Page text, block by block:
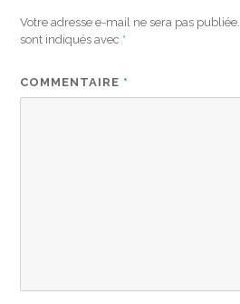
Votre adresse e-mail ne sera pas publiée.
sont indiqués avec *
COMMENTAIRE *